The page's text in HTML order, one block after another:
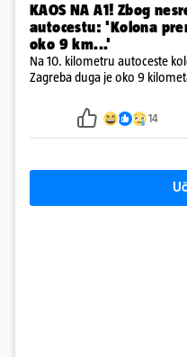
KAOS NA A1! Zbog
autocestu: 'Kolona
oko 9 km...'
Na 10. kilometru autoceste
Zagreba duga je oko 9
14